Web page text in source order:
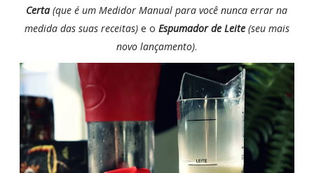
Certa (que é um Medidor Manual para você nunca errar na
medida das suas receitas)e o Espumador de Leite(seu mais
novo lançamento).